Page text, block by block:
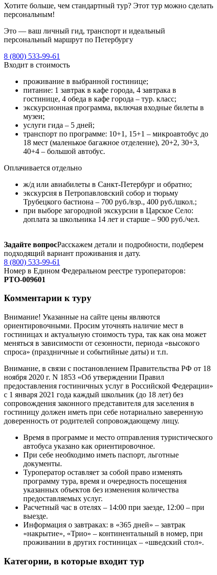
Хотите больше, чем стандартный тур? Этот тур можно сделать
персональным!
Это — ваш личный гид, транспорт и идеальный
персональный маршрут по Петербургу
8 (800) 533-99-61
Входит в стоимость
проживание в выбранной гостинице;
питание: 1 завтрак в кафе города, 4 завтрака в
гостинице, 4 обеда в кафе города – тур. класс;
экскурсионная программа, включая входные билеты в
музеи;
услуги гида – 5 дней;
транспорт по программе: 10+1, 15+1 – микроавтобус до
18 мест (маленькое багажное отделение), 20+2, 30+3,
40+4 – большой автобус.
Оплачивается отдельно
ж/д или авиабилеты в Санкт-Петербург и обратно;
экскурсия в Петропавловский собор и тюрьму
Трубецкого бастиона – 700 руб./взр., 400 руб./школ.;
при выборе загородной экскурсии в Царское Село:
доплата за школьника 14 лет и старше – 900 руб./чел.
Задайте вопросРасскажем детали и подробности, подберем
подходящий вариант проживания и дату.
8 (800) 533-99-61
Номер в Едином Федеральном реестре туроператоров:
РTO‑009601
Комментарии к туру
Внимание! Указанные на сайте цены являются
ориентировочными. Просим уточнять наличие мест в
гостиницах и актуальную стоимость тура, так как она может
меняться в зависимости от сезонности, периода «высокого
спроса» (праздничные и событийные даты) и т.п.
Внимание, в связи с постановлением Правительства РФ от 18
ноября 2020 г. N 1853 «Об утверждении Правил
предоставления гостиничных услуг в Российской Федерации»
с 1 января 2021 года каждый школьник (до 18 лет) без
сопровождения законного представителя для заселения в
гостиницу должен иметь при себе нотариально заверенную
доверенность от родителей сопровождающему лицу.
Время в программе и место отправления туристического
автобуса указано как ориентировочное.
При себе необходимо иметь паспорт, льготные
документы.
Туроператор оставляет за собой право изменять
программу тура, время и очередность посещения
указанных объектов без изменения количества
предоставляемых услуг.
Расчетный час в отелях – 14:00 при заезде, 12:00 – при
выезде.
Информация о завтраках: в «365 дней» – завтрак
«накрытие», «Трио» – континентальный в номер, при
проживании в других гостиницах – «шведский стол».
Категории, в которые входит тур